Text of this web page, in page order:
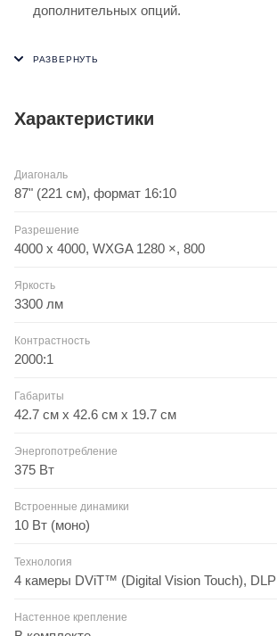
дополнительных опций.
Характеристики
Диагональ
87" (221 см), формат 16:10
Разрешение
4000 х 4000, WXGA 1280 ×, 800
Яркость
3300 лм
Контрастность
2000:1
Габариты
42.7 см x 42.6 см x 19.7 см
Энергопотребление
375 Вт
Встроенные динамики
10 Вт (моно)
Технология
4 камеры DViT™ (Digital Vision Touch), DLP
Настенное крепление